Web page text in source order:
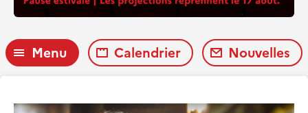
Menu Calendrier Nouvelles